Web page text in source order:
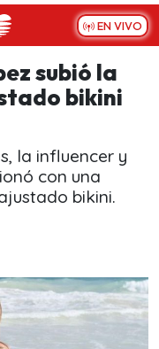
EN VIVO
subió la
bikini
la influencer y
con una
bikini.